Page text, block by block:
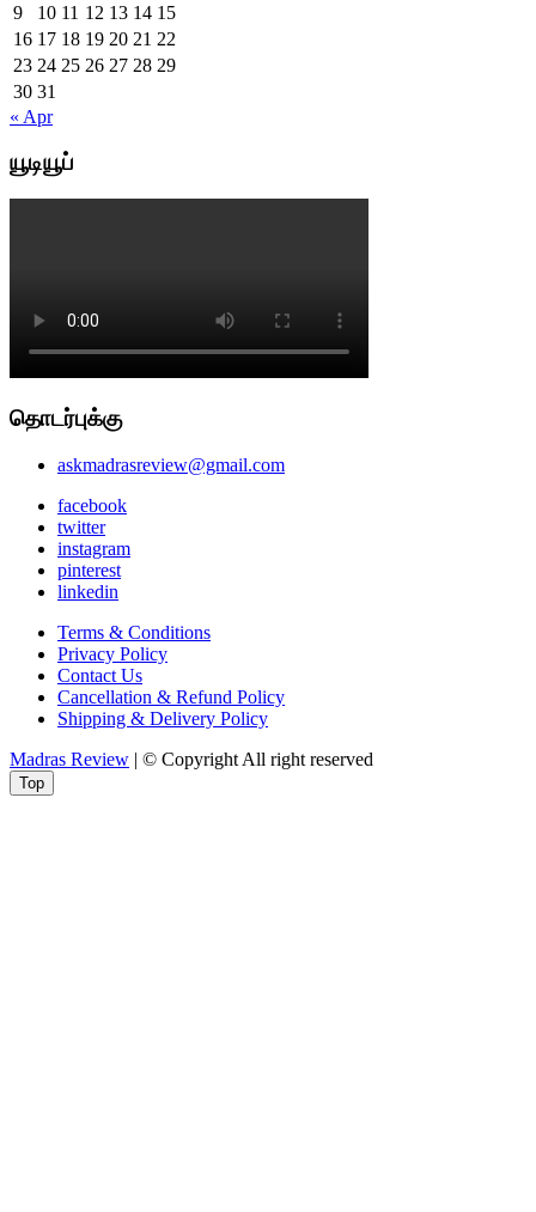
9
10 11 12 13 14 15
16 17 18 19 20 21 22
23 24 25 26 27 28 29
30 31
« Apr
யூடியூப்
தொடர்புக்கு
askmadrasreview@gmail.com
facebook
twitter
instagram
pinterest
linkedin
Terms & Conditions
Privacy Policy
Contact Us
Cancellation & Refund Policy
Shipping & Delivery Policy
Madras Review | © Copyright All right reserved
Top